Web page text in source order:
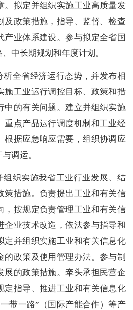
。拟定并组织实施工业高质量发
及政策措施，指导、监督、检查
产业体系建设。参与拟定全省国
中长期规划和年度计划。
析全省经济运行态势，并发布相
施工业运行调控目标、政策和措
中的有关问题。建立并组织实施
重点产品运行调度机制和工业经
根据应急响应需要，组织协调应
调运。
组织实施我省工业行业发展、结
策措施。负责提出工业和有关信
，按规定负责管理工业和有关信
企业技术改造，依法参与指导和
定并组织实施工业和有关信息化
的政策及使用管理办法。参与制
展的政策措施。牵头承担民营企
定指导、推进工业和有关信息化
带一路”（国际产能合作）等产